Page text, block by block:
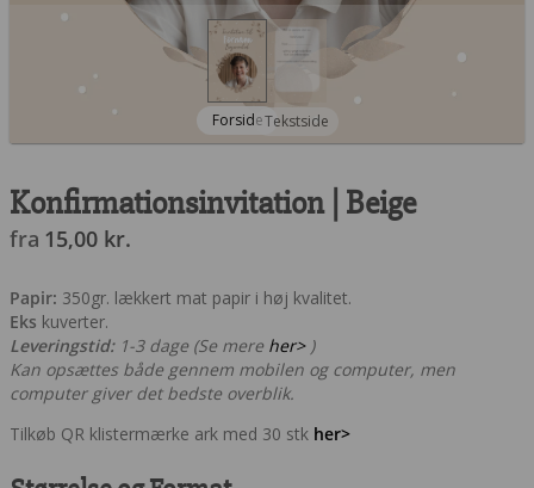
ForsideTekstside
Konfirmationsinvitation | Beige
fra 15,00 kr.
Papir: 350gr. lækkert mat papir i høj kvalitet.
Eks kuverter.
Leveringstid:1-3 dage (Se mere her>)
Kan opsættes både gennem mobilen og computer, men
computer giver det bedste overblik.
Tilkøb QR klistermærke ark med 30 stk her>